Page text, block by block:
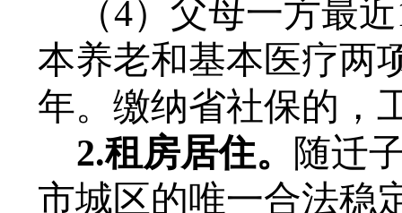
（4）父母一方最近
本养老和基本医疗两
年。缴纳省社保的，
2.租房居住。 随迁
市城区的唯一合法稳